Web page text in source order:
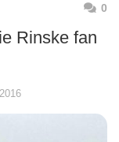
0
Rinske fan